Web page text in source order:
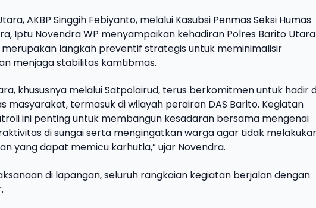
AKBP Singgih Febiyanto, melalui Kasubsi Penmas Seksi Humas
Iptu Novendra WP menyampaikan kehadiran Polres Barito
langkah preventif strategis untuk meminimalisir
menjaga stabilitas kamtibmas.
khususnya melalui Satpolairud, terus berkomitmen untuk hadir
masyarakat, termasuk di wilayah perairan DAS Barito. Kegiatan
ini penting untuk membangun kesadaran bersama mengenai
di sungai serta mengingatkan warga agar tidak
yang dapat memicu karhutla,” ujar Novendra.
di lapangan, seluruh rangkaian kegiatan berjalan dengan